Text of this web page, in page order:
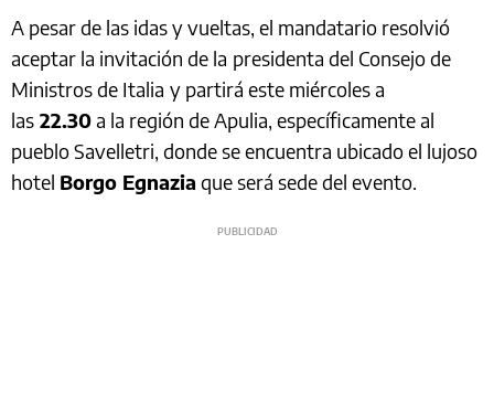
A pesar de las idas y vueltas, el mandatario resolvió
aceptar la invitación de la presidenta del Consejo de
Ministros de Italia y partirá este miércoles a
las 22.30a la región de Apulia, específicamente al
pueblo Savelletri, donde se encuentra ubicado el lujoso
hotel Borgo Egnazia que será sede del evento.